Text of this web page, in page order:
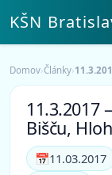
KŠN
Domov›Články›
11.3.2017
Bišču,
📅11.03.2017